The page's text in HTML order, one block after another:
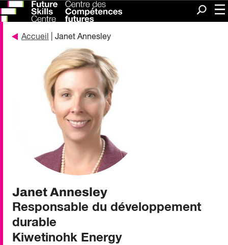
Accueil | Janet Annesley
Janet Annesley
Responsable du développement
durable
Kiwetinohk Energy